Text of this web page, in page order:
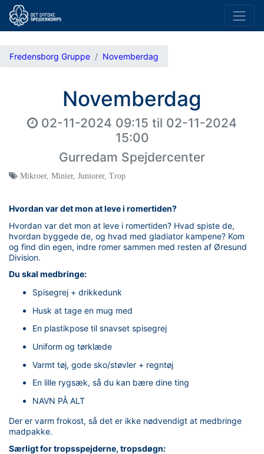
Fredensborg Gruppe Novemberdag
Novemberdag
02-11-2024 09:15 til 02-11-2024
15:00
Gurredam Spejdercenter
Mikroer, Minier, Juniorer, Trop
Hvordan var det mon at leve i romertiden?
Hvordan var det mon at leve i romertiden? Hvad spiste de,
hvordan byggede de, og hvad med gladiator kampene? Kom
og find din egen, indre romer sammen med resten af Øresund
Division.
Du skal medbringe:
Spisegrej + drikkedunk
Husk at tage en mug med
En plastikpose til snavset spisegrej
Uniform og tørklæde
Varmt tøj, gode sko/støvler + regntøj
En lille rygsæk, så du kan bære dine ting
NAVN PÅ ALT
Der er varm frokost, så det er ikke nødvendigt at medbringe
madpakke.
Særligt for tropsspejderne, tropsdøgn: